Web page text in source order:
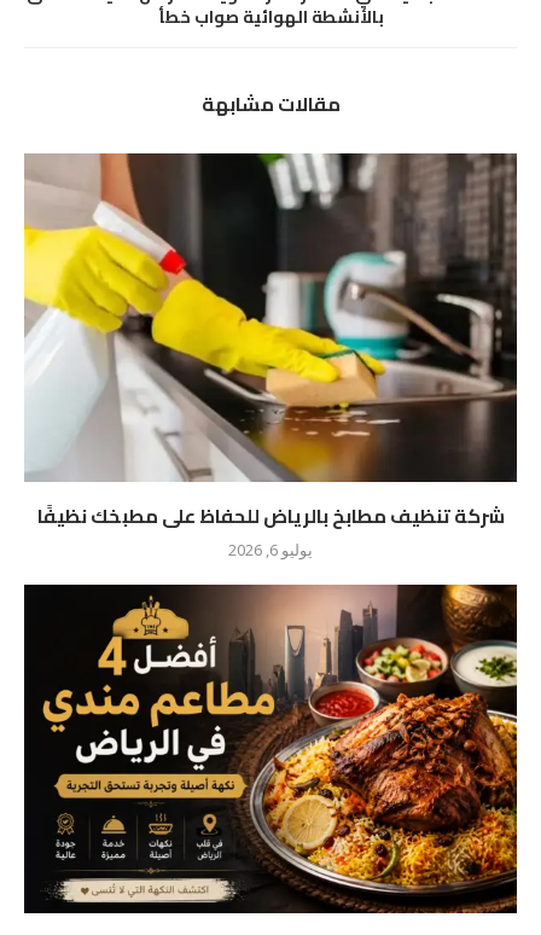
بالأنشطة الهوائية صواب خطأ
مقالات مشابهة
شركة تنظيف مطابخ بالرياض للحفاظ على مطبخك نظيفًا
يوليو 6, 2026